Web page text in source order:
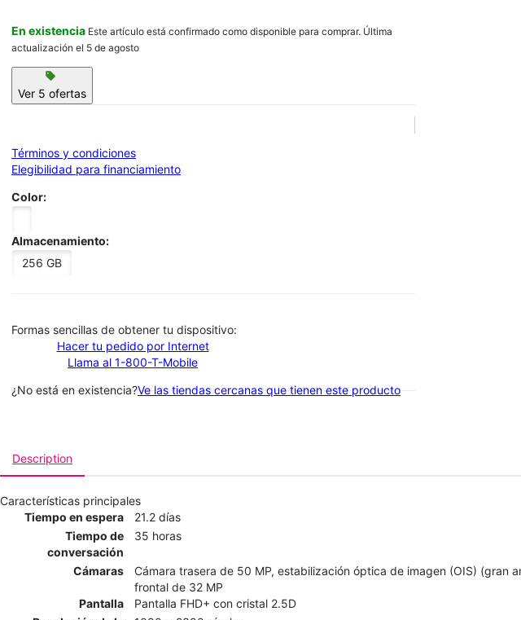
En existencia Este artículo está confirmado como disponible para comprar. Última
actualización el 5 de agosto
sell
Ver 5 ofertas
Términos y condiciones
Elegibilidad para financiamiento
Color:
Almacenamiento:
256 GB
​​​​​​​Formas sencillas de obtener tu dispositivo:
Hacer tu pedido por Internet
Llama al 1-800-T-Mobile
¿No está en existencia?Ve las tiendas cercanas que tienen este producto
Description
Características principales
Tiempo en espera
21.2 días
Tiempo de
conversación
35 horas
Cámaras
Cámara trasera de 50 MP, estabilización óptica de imagen (OIS) (gran
frontal de 32 MP
Pantalla
Pantalla FHD+ con cristal 2.5D